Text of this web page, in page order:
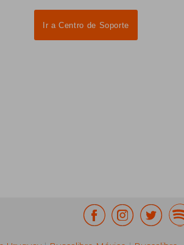
Ir a Centro de Soporte